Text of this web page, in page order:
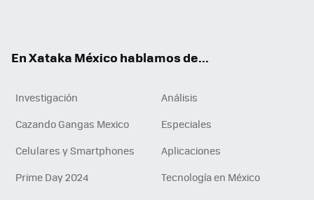
En Xataka México hablamos de...
Investigación
Análisis
Cazando Gangas Mexico
Especiales
Celulares y Smartphones
Aplicaciones
Prime Day 2024
Tecnología en México